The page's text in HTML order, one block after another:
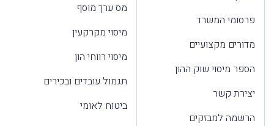
פרסומי המשרד
מדורים מקצועיים
הספר מיסוי שוק ההון
יצירת קשר
הרשמה למבזקים
מס ערך מוסף
מיסוי מקרקעין
מיסוי רווחי הון
תגמול עובדים ובכירים
ביטוח לאומי